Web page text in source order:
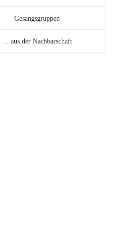
Gesangsgruppen
… aus der Nachbarschaft